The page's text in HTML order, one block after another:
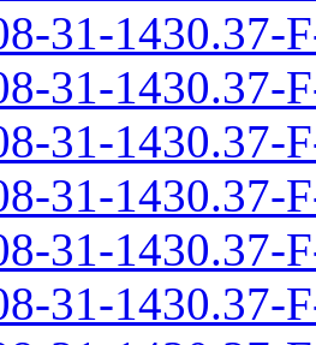
31-1430.37-
31-1430.37-
31-1430.37-
31-1430.37-
31-1430.37-
31-1430.37-